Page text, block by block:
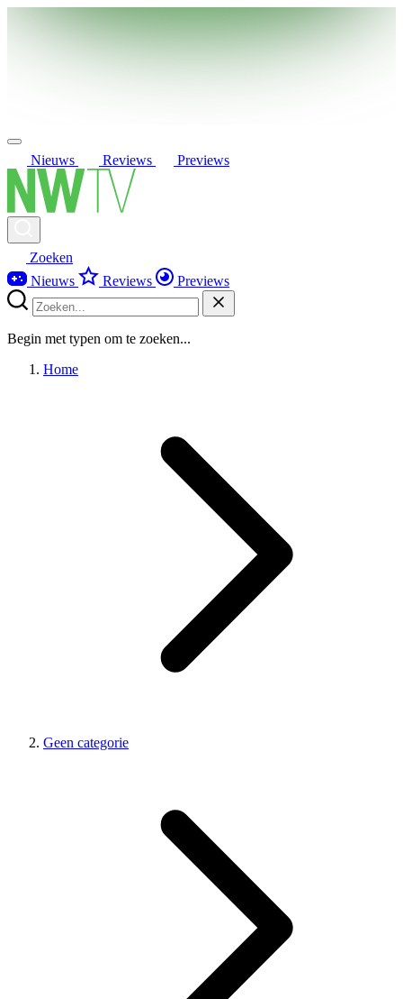
Nieuws Reviews Previews
Zoeken
Nieuws
Reviews Previews
Begin met typen om te zoeken...
Home
Geen categorie